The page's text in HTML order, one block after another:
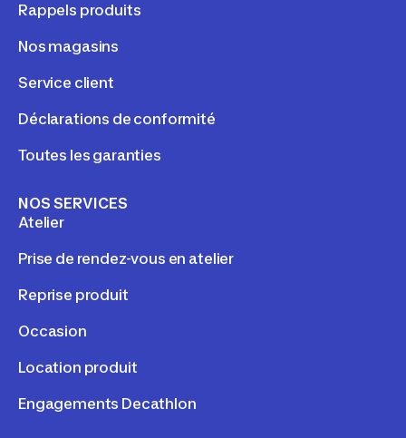
Rappels produits
Nos magasins
Service client
Déclarations de conformité
Toutes les garanties
NOS SERVICES
Atelier
Prise de rendez-vous en atelier
Reprise produit
Occasion
Location produit
Engagements Decathlon